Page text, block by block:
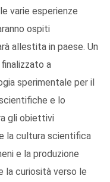
varie esperienze
ospiti
allestita in paese. Un
a
sperimentale per il
e lo
gli obiettivi
la cultura scientifica
e la produzione
la curiosità verso le